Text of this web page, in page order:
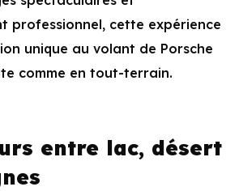
professionnel, cette expérience
unique au volant de Porsche
comme en tout-terrain.
entre lac, désert